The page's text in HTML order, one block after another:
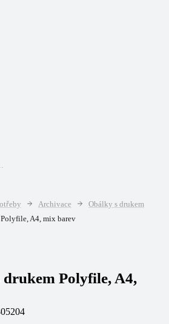
Archivace
Obálky s drukem
A4, mix barev
drukem Polyfile, A4,